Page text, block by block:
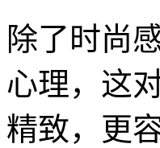
除了时尚
心理，这
精致，更